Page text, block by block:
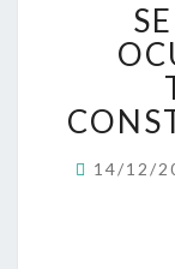
14/12/